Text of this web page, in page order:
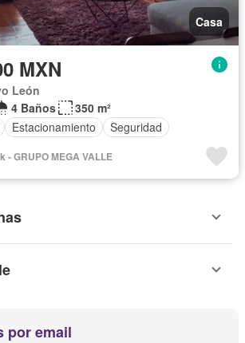
Casa
MXN
León
4 Baños
350 m²
Estacionamiento Seguridad
- GRUPO MEGA VALLE
por email